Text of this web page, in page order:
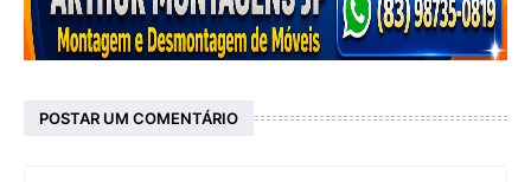
POSTAR UM COMENTÁRIO